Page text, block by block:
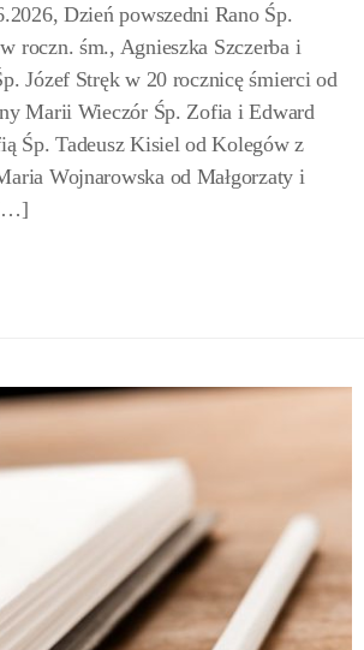
Dzień powszedni Rano Śp.
roczn. śm., Agnieszka Szczerba i
Józef Stręk w 20 rocznicę śmierci od
Marii Wieczór Śp. Zofia i Edward
Śp. Tadeusz Kisiel od Kolegów z
Wojnarowska od Małgorzaty i
[…]